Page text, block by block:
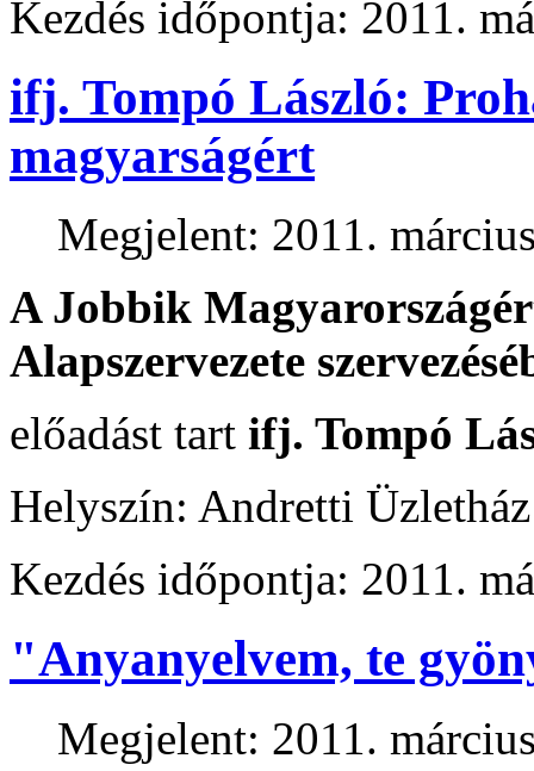
Kezdés időpontja: 2011.
ifj. Tompó László:
magyarságért
Megjelent: 2011.
A Jobbik
Alapszervezete
előadást tart ifj. Tompó
Helyszín: Andretti
Kezdés időpontja: 2011.
"Anyanyelvem, te
Megjelent: 2011.